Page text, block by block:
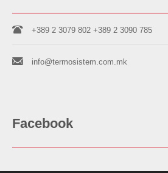
+389 2 3079 802 +389 2 3090 785
info@termosistem.com.mk
Facebook